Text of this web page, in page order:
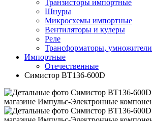
Транзисторы импортные
Шнуры
Микросхемы импортные
Вентиляторы и кулеры
Реле
Трансформаторы, умножители
Импортные
Отечественные
Симистор BT136-600D